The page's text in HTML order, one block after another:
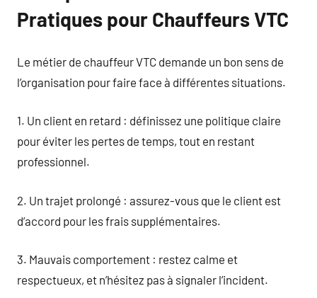
Pratiques pour Chauffeurs VTC
Le métier de chauffeur VTC demande un bon sens de
l’organisation pour faire face à différentes situations.
1. Un client en retard : définissez une politique claire
pour éviter les pertes de temps, tout en restant
professionnel.
2. Un trajet prolongé : assurez-vous que le client est
d’accord pour les frais supplémentaires.
3. Mauvais comportement : restez calme et
respectueux, et n’hésitez pas à signaler l’incident.